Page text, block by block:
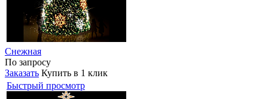
Снежная
По запросу
Заказать Купить в 1 клик
Быстрый просмотр